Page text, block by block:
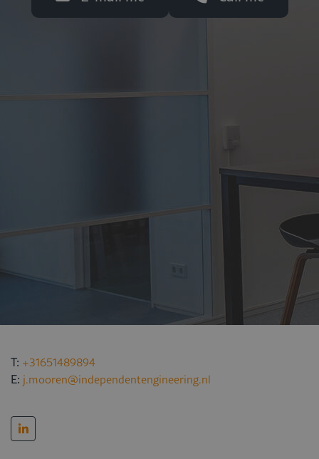
T: +31651489894
E: j.mooren@independentengineering.nl